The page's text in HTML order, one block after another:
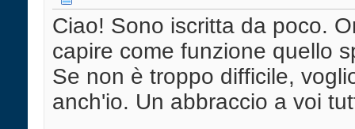
Ciao! Sono iscritta da poco.
capire come funzione quello
Se non è troppo difficile,
anch'io. Un abbraccio a voi